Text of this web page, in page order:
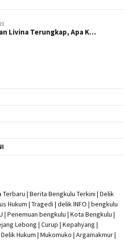
Livina Terungkap, Apa K…
Terbaru | Berita Bengkulu Terkini | Delik
Hukum | Tragedi | delik INFO | bengkulu
| Penemuan bengkulu | Kota Bengkulu |
Lebong | Curup | Kepahyang |
Delik Hukum | Mukomuko | Argamakmur |